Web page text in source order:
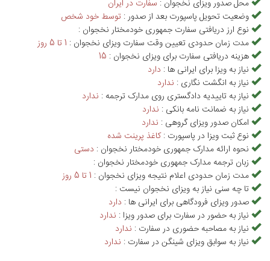
محل صدور ویزای نخجوان : سفارت در ایران
وضعیت تحویل پاسپورت بعد از صدور : توسط خود شخص
نوع ارز دریافتی سفارت جمهوری خودمختار نخجوان :
مدت زمان حدودی تعیین وقت سفارت ویزای نخجوان : 1 تا 5 روز
هزینه دریافتی سفارت برای ویزای نخجوان : 15
نیاز به ویزا برای ایرانی ها : دارد
نیاز به انگشت نگاری : ندارد
نیاز به تاییدیه دادگستری روی مدارک ترجمه : ندارد
نیاز به ضمانت نامه بانکی : ندارد
امکان صدور ویزای گروهی : ندارد
نوع ثبت ویزا در پاسپورت : کاغذ پرینت شده
نحوه ارائه مدارک جمهوری خودمختار نخجوان : دستی
زبان ترجمه مدارک جمهوری خودمختار نخجوان :
مدت زمان حدودی اعلام نتیجه ویزای نخجوان : 1 تا 5 روز
تا چه سنی نیاز به ویزای نخجوان نیست :
صدور ویزای فرودگاهی برای ایرانی ها : دارد
نیاز به حضور در سفارت برای صدور ویزا : ندارد
نیاز به مصاحبه حضوری در سفارت : ندارد
نیاز به سوابق ویزای شینگن در سفارت : ندارد